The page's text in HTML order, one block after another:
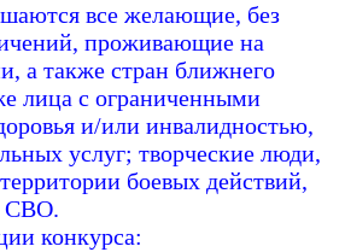
все желающие, без
проживающие на
а также стран ближнего
лица с ограниченными
и/или инвалидностью,
услуг; творческие люди,
боевых действий,
СВО.
конкурса: